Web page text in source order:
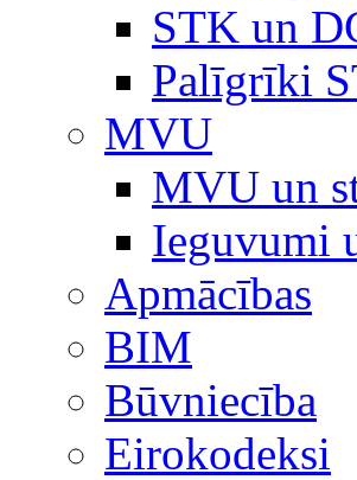
STK un
Palīgrīki
MVU
MVU un
Ieguvumi
Apmācības
BIM
Būvniecība
Eirokodeksi